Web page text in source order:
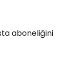
aboneliğini